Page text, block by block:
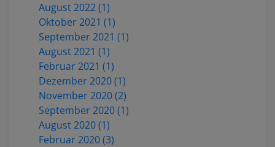
August 2022 (1)
Oktober 2021 (1)
September 2021 (1)
August 2021 (1)
Februar 2021 (1)
Dezember 2020 (1)
November 2020 (2)
September 2020 (1)
August 2020 (1)
Februar 2020 (3)